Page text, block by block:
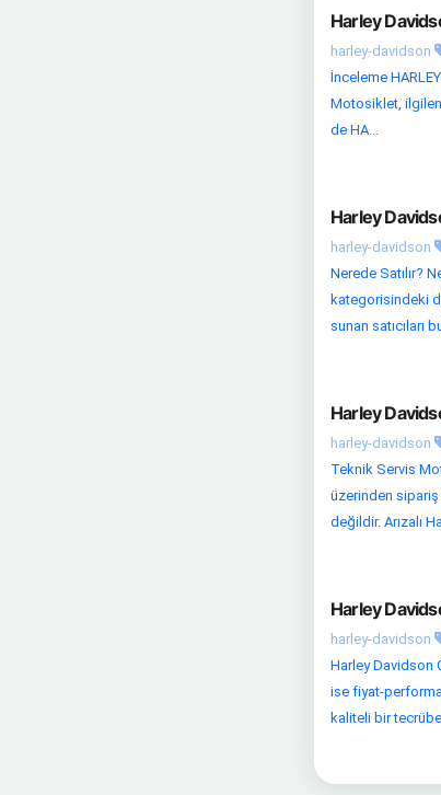
Harley
harley-davidson
İnceleme
Motosiklet,
de HA...
Harley
harley-davidson
Nerede Satılır?
kategorisindeki
sunan satıcıları
Harley
harley-davidson
Teknik Servis
üzerinden sipariş
değildir. Arızalı
Harley
harley-davidson
Harley Davidson
ise fiyat-
kaliteli bir tecrübe